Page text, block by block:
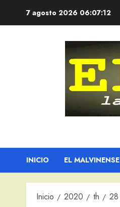
7 agosto 2026 06:07:13
INICIO EL MALVINENSE
Inicio 2020 th 28